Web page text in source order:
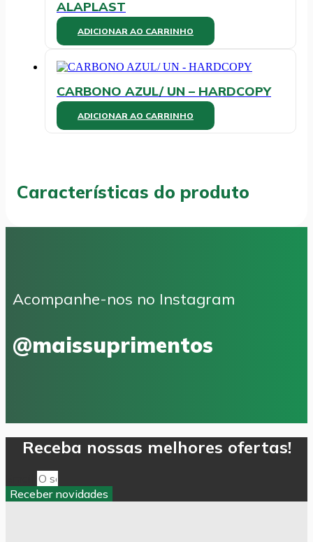
ALAPLAST
ADICIONAR AO CARRINHO
CARBONO AZUL/ UN – HARDCOPY
ADICIONAR AO CARRINHO
Características do produto
Acompanhe-nos no Instagram
@maissuprimentos
Receba nossas melhores ofertas!
Receber novidades